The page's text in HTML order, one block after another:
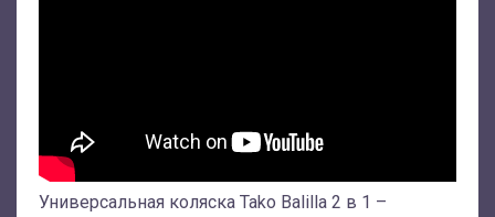
Универсальная коляска Tako Balilla 2 в 1 –